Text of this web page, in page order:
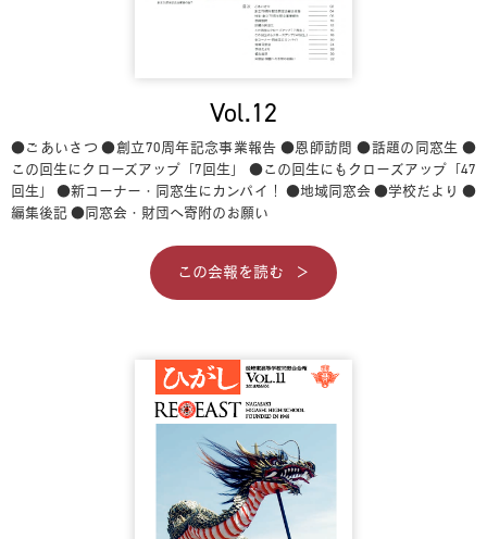
Vol.12
●ごあいさつ ●創立70周年記念事業報告 ●恩師訪問 ●話題の同窓生 ●
この回生にクローズアップ「7回生」
●この回生にもクローズアップ「47
回生」
●新コーナー・同窓生にカンパイ！ ●地域同窓会 ●学校だより ●
編集後記●同窓会・財団へ寄附のお願い
この会報を読む